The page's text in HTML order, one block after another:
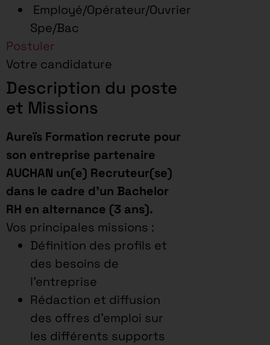
Employé/Opérateur/Ouvrier
Spe/Bac
Postuler
Votre candidature
Description du poste
et Missions
Aureïs Formation recrute pour
son entreprise partenaire
AUCHAN un(e) Recruteur(se)
dans le cadre d’un Bachelor
RH en alternance (3 ans).
Vos principales missions :
Définition des profils et
des besoins de
l’entreprise
Rédaction et diffusion
des offres d’emploi sur
les différents supports